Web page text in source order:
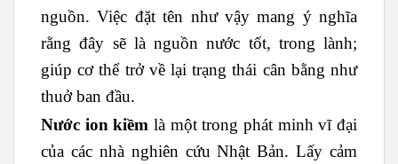
nguồn. Việc đặt tên như vậy mang ý nghĩa
rằng đây sẽ là nguồn nước tốt, trong lành;
giúp cơ thể trở về lại trạng thái cân bằng như
thuở ban đầu.
Nước ion kiềm là một trong phát minh vĩ đại
của các nhà nghiên cứu Nhật Bản. Lấy cảm